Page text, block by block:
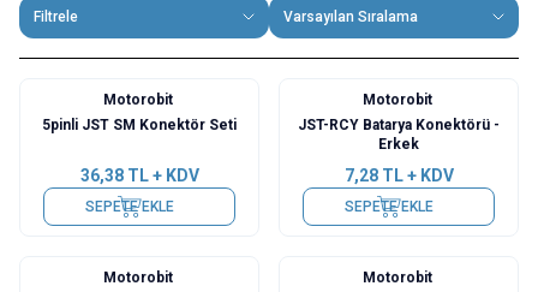
Filtrele Varsayılan Sıralama
Motorobit
5pinli JST SM Konektör Seti
36,38TL + KDV
SEPETE EKLE
Motorobit
JST-RCY Batarya Konektörü -
Erkek
7,28TL + KDV
SEPETE EKLE
Motorobit
Motorobit